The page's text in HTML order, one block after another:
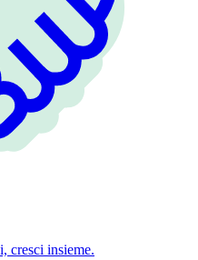
cresci insieme.